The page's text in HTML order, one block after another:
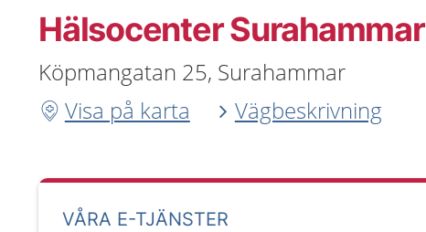
Hälsocenter Surahammar
Köpmangatan 25, Surahammar
Visa på karta
Vägbeskrivning
VÅRA E-TJÄNSTER